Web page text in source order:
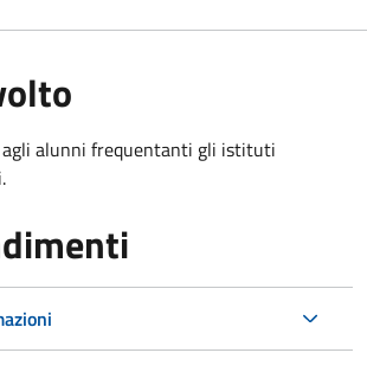
alunni frequentanti gli istituti